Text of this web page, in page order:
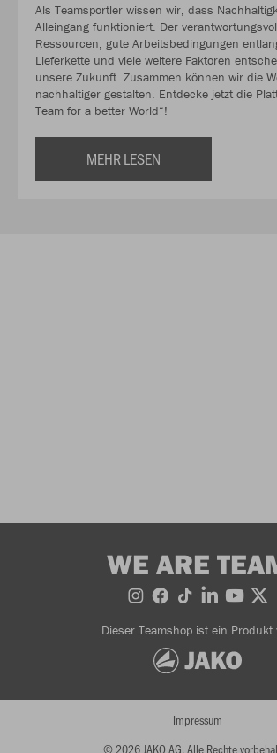
Als Teamsportler wissen wir, dass
Alleingang funktioniert. Der
Ressourcen, gute Arbeitsbedingungen
Lieferkette und viele weitere Faktoren
unsere Zukunft. Zusammen können wir die
nachhaltiger gestalten. Entdecke jetzt die
Team for a better World“!
MEHR LESEN
WE ARE
Dieser Teamshop ist ein Produkt
© 2026 JAKO AG, Alle Rechte
Impressum